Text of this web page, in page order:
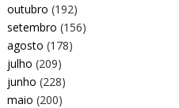
outubro (192)
setembro (156)
agosto (178)
julho (209)
junho (228)
maio (200)